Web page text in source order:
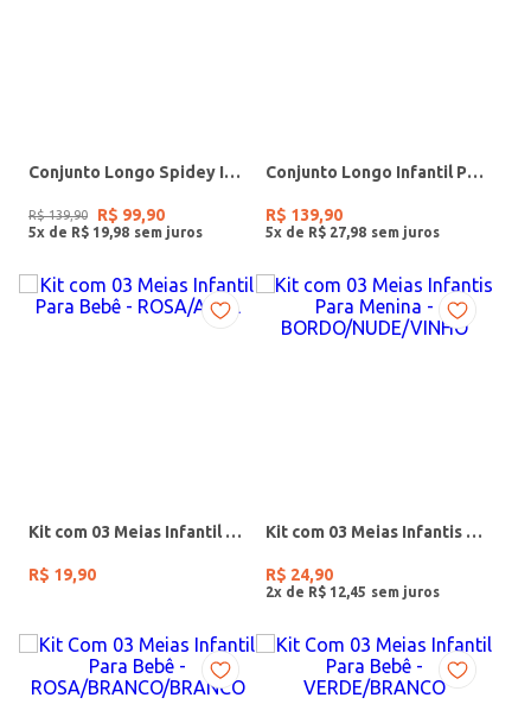
Conjunto Longo Spidey Infantil Para Menino - MESCLA
R$ 139,90 R$ 99,90
5x de R$ 19 98
Conjunto Longo Infantil Para Menino - MARINHO
R$ 139,90
5x de R$ 27 98
Kit com 03 Meias Infantil Para Bebê - ROSA/AZUL
R$ 19,90
Kit com 03 Meias Infantis Para Menina - BORDO/NUDE/VINHO
R$ 24,90
2x de R$ 12 45